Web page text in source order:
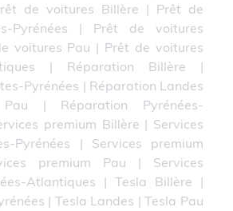
de voitures Billère | Prêt de
Pyrénées | Prêt de voitures
voitures Pau | Prêt de voitures
| Réparation Billère |
Pyrénées | Réparation Landes
| Réparation Pyrénées-
premium Billère | Services
Pyrénées | Services premium
premium Pau | Services
Atlantiques | Tesla Billère |
| Tesla Landes |Tesla Pau